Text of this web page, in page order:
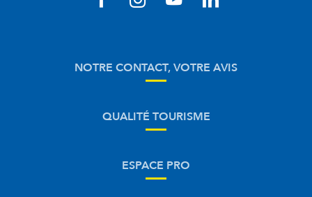
NOTRE CONTACT, VOTRE AVIS
QUALITÉ TOURISME
ESPACE PRO